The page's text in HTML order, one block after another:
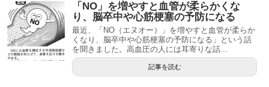
「NO」を増やすと血管が柔らかくな
り、脳卒中や心筋梗塞の予防になる
最近、「NO（エヌオー）」を増やすと血管が柔らか
くなり、脳卒中や心筋梗塞の予防になる」という話
を聞きました。高血圧の人には耳寄りな話...
記事を読む